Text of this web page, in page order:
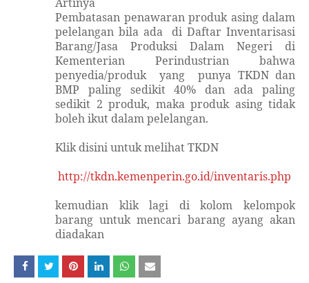
Pembatasan penawaran produk asing dalam
pelelangan bila ada
di Daftar Inventarisasi
Barang/Jasa Produksi Dalam Negeri di
Kementerian Perindustrian bahwa
penyedia/produk
yang
punya TKDN dan
BMP paling sedikit 40% dan ada paling
sedikit 2 produk, maka produk asing tidak
boleh ikut dalam pelelangan.
Klik disini untuk melihat TKDN
http://tkdn.kemenperin.go.id/inventaris.php
kemudian klik lagi di kolom kelompok
barang untuk mencari barang ayang akan
diadakan